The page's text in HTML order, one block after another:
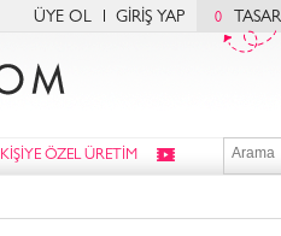
ÜYE OL GİRİŞ YAP 0
KİŞİYE ÖZEL ÜRETİM